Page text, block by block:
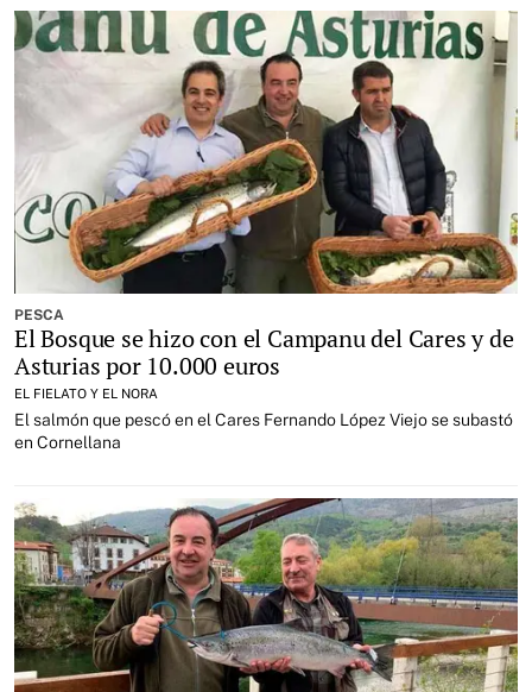
PESCA
El Bosque se hizo con el Campanu del Cares y de
Asturias por 10.000 euros
EL FIELATO Y EL NORA
El salmón que pescó en el Cares Fernando López Viejo se subastó
en Cornellana